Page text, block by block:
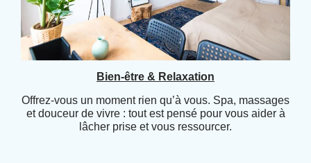
Bien-être & Relaxation
Offrez-vous un moment rien qu’à vous. Spa, massages
et douceur de vivre : tout est pensé pour vous aider à
lâcher prise et vous ressourcer.